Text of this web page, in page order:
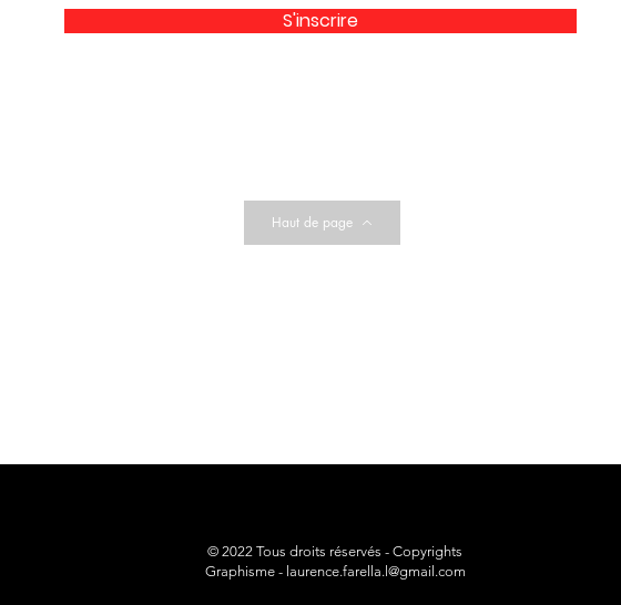
S'inscrire
Haut de page
© 2022 Tous droits réservés - Copyrights
Graphisme - laurence.farella.l@gmail.com